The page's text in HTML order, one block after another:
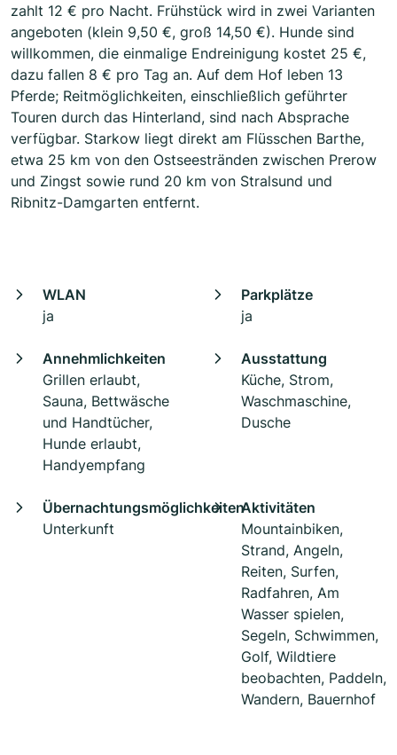
zahlt 12 € pro Nacht. Frühstück wird in zwei Varianten
angeboten (klein 9,50 €, groß 14,50 €). Hunde sind
willkommen, die einmalige Endreinigung kostet 25 €,
dazu fallen 8 € pro Tag an. Auf dem Hof leben 13
Pferde; Reitmöglichkeiten, einschließlich geführter
Touren durch das Hinterland, sind nach Absprache
verfügbar. Starkow liegt direkt am Flüsschen Barthe,
etwa 25 km von den Ostseestränden zwischen Prerow
und Zingst sowie rund 20 km von Stralsund und
Ribnitz-Damgarten entfernt.
WLAN
ja
Parkplätze
ja
Annehmlichkeiten
Grillen erlaubt,
Sauna, Bettwäsche
und Handtücher,
Hunde erlaubt,
Handyempfang
Ausstattung
Küche, Strom,
Waschmaschine,
Dusche
Übernachtungsmöglichkeiten
Unterkunft
Aktivitäten
Mountainbiken,
Strand, Angeln,
Reiten, Surfen,
Radfahren, Am
Wasser spielen,
Segeln, Schwimmen,
Golf, Wildtiere
beobachten, Paddeln,
Wandern, Bauernhof